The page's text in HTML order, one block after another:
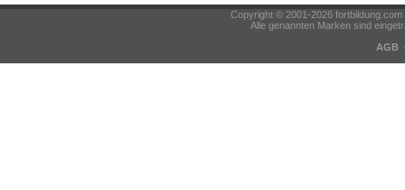
Copyright © 2001-2026
Alle genannten Marken sind
AGB